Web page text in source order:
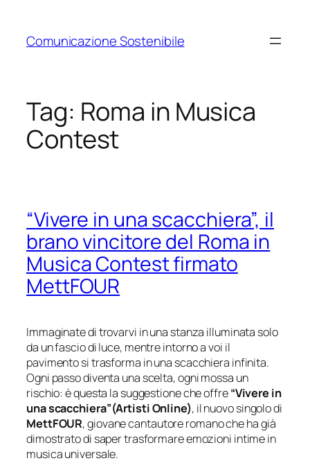
contenuto
Comunicazione Sostenibile
Tag: Roma in Musica
Contest
“Vivere in una scacchiera”, il
brano vincitore del Roma in
Musica Contest firmato
MettFOUR
Immaginate di trovarvi in una stanza illuminata solo
da un fascio di luce, mentre intorno a voi il
pavimento si trasforma in una scacchiera infinita.
Ogni passo diventa una scelta, ogni mossa un
rischio: è questa la suggestione che offre“Vivere in
una scacchiera”(Artisti Online), il nuovo singolo di
MettFOUR, giovane cantautore romano che ha già
dimostrato di saper trasformare emozioni intime in
musica universale.